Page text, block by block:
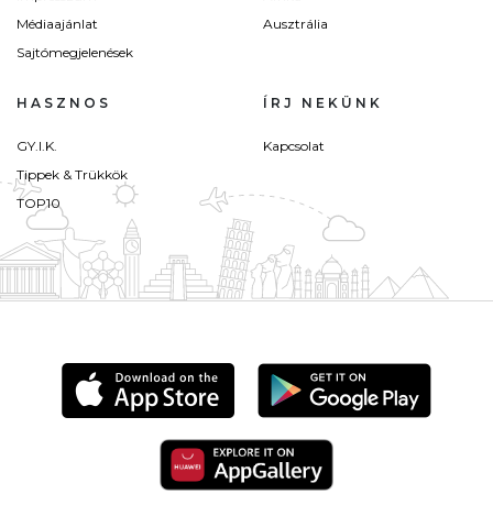
Médiaajánlat
Sajtómegjelenések
Ausztrália
HASZNOS
GY.I.K.
Tippek & Trükkök
TOP10
ÍRJ NEKÜNK
Kapcsolat